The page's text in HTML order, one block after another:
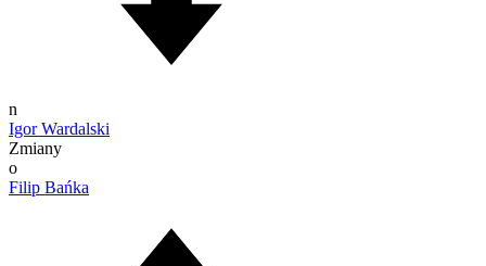
n
Igor Wardalski
Zmiany
o
Filip Bańka